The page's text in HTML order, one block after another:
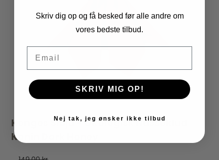
Konges Sløjd - Økologisk Nusseklud
Kanin Dark Honey
Skriv dig op og få besked før alle andre om
vores bedste tilbud.
SKRIV MIG OP!
Nej tak, jeg ønsker ikke tilbud